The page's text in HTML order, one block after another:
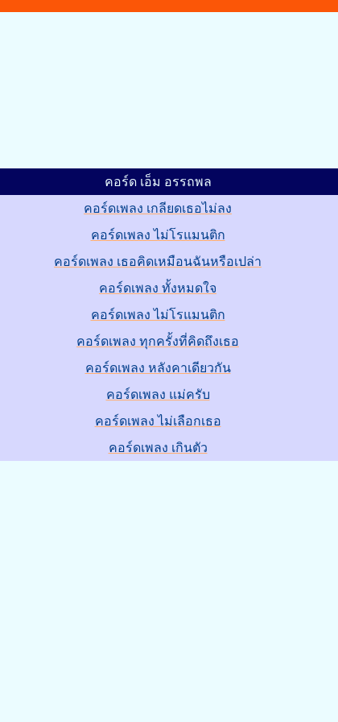
คอร์ด เอ็ม อรรถพล
คอร์ดเพลง เกลียดเธอไม่ลง
คอร์ดเพลง ไม่โรแมนติก
คอร์ดเพลง เธอคิดเหมือนฉันหรือเปล่า
คอร์ดเพลง ทั้งหมดใจ
คอร์ดเพลง ไม่โรแมนติก
คอร์ดเพลง ทุกครั้งที่คิดถึงเธอ
คอร์ดเพลง หลังคาเดียวกัน
คอร์ดเพลง แม่ครับ
คอร์ดเพลง ไม่เลือกเธอ
คอร์ดเพลง เกินตัว